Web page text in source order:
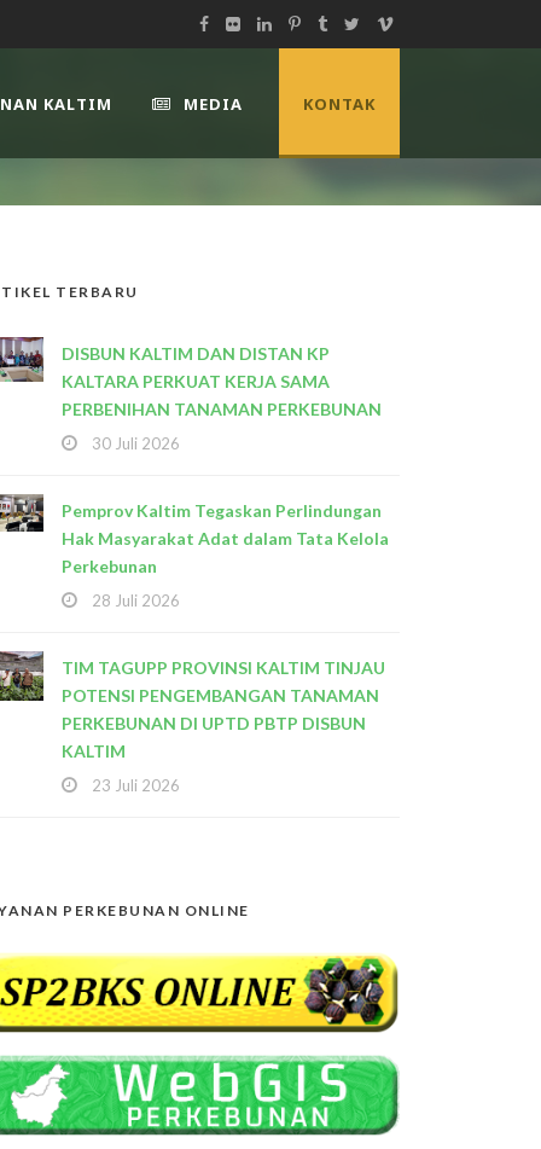
KALTIM MEDIA KONTAK
TERBARU
DISBUN KALTIM DAN DISTAN KP
KALTARA PERKUAT KERJA SAMA
PERBENIHAN TANAMAN PERKEBUNAN
30 Juli 2026
Pemprov Kaltim Tegaskan Perlindungan
Hak Masyarakat Adat dalam Tata Kelola
Perkebunan
28 Juli 2026
TIM TAGUPP PROVINSI KALTIM TINJAU
POTENSI PENGEMBANGAN TANAMAN
PERKEBUNAN DI UPTD PBTP DISBUN
KALTIM
23 Juli 2026
PERKEBUNAN ONLINE